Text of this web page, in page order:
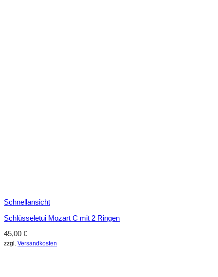
Schnellansicht
Schlüsseletui Mozart C mit 2 Ringen
45,00 €
zzgl. Versandkosten